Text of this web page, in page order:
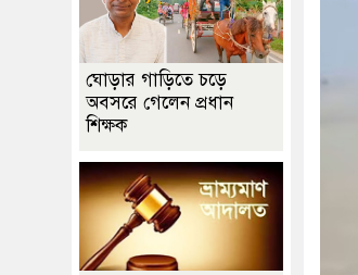
ঘোড়ার গাড়িতে চড়ে
অবসরে গেলেন প্রধান
শিক্ষক